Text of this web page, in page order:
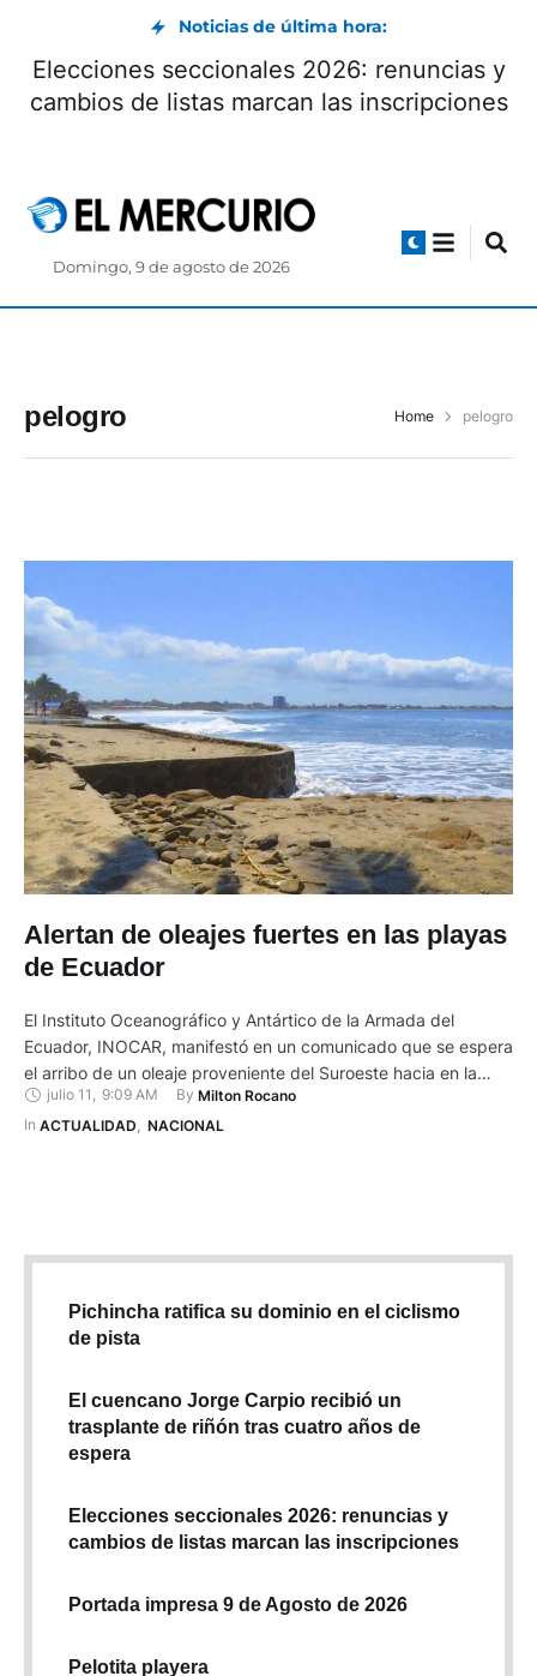
Noticias de última hora:
Elecciones seccionales 2026: renuncias y
cambios de listas marcan las inscripciones
Domingo, 9 de agosto de 2026
pelogro Home pelogro
Alertan de oleajes fuertes en las playas
de Ecuador
El Instituto Oceanográfico y Antártico de la Armada del
Ecuador, INOCAR, manifestó en un comunicado que se espera
el arribo de un oleaje proveniente del Suroeste hacia en la
costa continental e insular del país. Pide a los turistas no
acercarse a la playa. “El 8 y 9 de julio se prevé un estado de
julio 11 , 9:09 AM By Milton Rocano
In ACTUALIDAD NACIONAL
Pichincha ratifica su dominio en el ciclismo
de pista
El cuencano Jorge Carpio recibió un
trasplante de riñón tras cuatro años de
espera
Elecciones seccionales 2026: renuncias y
cambios de listas marcan las inscripciones
Portada impresa 9 de Agosto de 2026
Pelotita playera